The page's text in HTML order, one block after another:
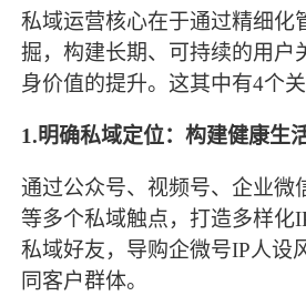
私域运营核心在于通过精细化
掘，构建长期、可持续的用户
身价值的提升。这其中有4个
1.明确私域定位：构建健康生
通过公众号、视频号、企业微
等多个私域触点，打造多样化
私域好友，导购企微号IP人设
同客户群体。